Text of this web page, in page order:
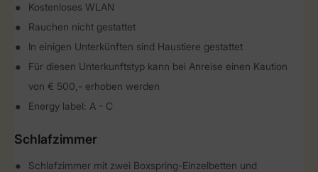
Kostenloses WLAN
Rauchen nicht gestattet
In einigen Unterkünften sind Haustiere gestattet
Für diesen Unterkunftstyp kann bei Anreise einen Kaution
von € 500,- erhoben werden
Energy label: A - C
Schlafzimmer
Schlafzimmer mit zwei Boxspring-Einzelbetten und